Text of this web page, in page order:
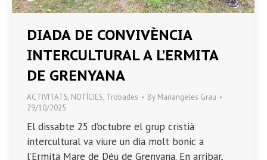
DIADA DE CONVIVÈNCIA
INTERCULTURAL A L’ERMITA
DE GRENYANA
ACTIVITATS, NOTÍCIES, Trobades By Mariangeles Grau
29/10/2025
El dissabte 25 d’octubre el grup cristià
intercultural va viure un dia molt bonic a
l’Ermita Mare de Déu de Grenyana. En arribar,